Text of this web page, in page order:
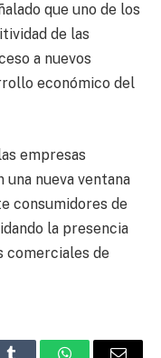
que uno de los
de las
a nuevos
económico del
empresas
una nueva ventana
consumidores de
la presencia
comerciales de